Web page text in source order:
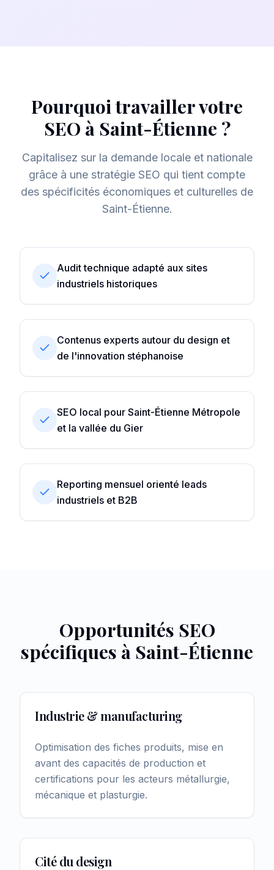
Pourquoi travailler votre
SEO à Saint-Étienne ?
Capitalisez sur la demande locale et nationale
grâce à une stratégie SEO qui tient compte
des spécificités économiques et culturelles de
Saint-Étienne.
Audit technique adapté aux sites
industriels historiques
Contenus experts autour du design et
de l'innovation stéphanoise
SEO local pour Saint-Étienne Métropole
et la vallée du Gier
Reporting mensuel orienté leads
industriels et B2B
Opportunités SEO
spécifiques à Saint-Étienne
Industrie & manufacturing
Optimisation des fiches produits, mise en
avant des capacités de production et
certifications pour les acteurs métallurgie,
mécanique et plasturgie.
Cité du design